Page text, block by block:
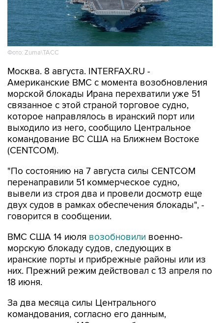
Фото: Zuma\ТАСС
Москва. 8 августа. INTERFAX.RU -
Американские ВМС с момента возобновления
морской блокады Ирана перехватили уже 51
связанное с этой страной торговое судно,
которое направлялось в иранский порт или
выходило из него, сообщило Центральное
командование ВС США на Ближнем Востоке
(CENTCOM).
"По состоянию на 7 августа силы CENTCOM
перенаправили 51 коммерческое судно,
вывели из строя два и провели досмотр еще
двух судов в рамках обеспечения блокады", -
говорится в сообщении.
ВМС США 14 июля возобновили военно-
морскую блокаду судов, следующих в
иранские порты и прибрежные районы или из
них. Прежний режим действовал с 13 апреля по
18 июня.
За два месяца силы Центрального
командования, согласно его данным,